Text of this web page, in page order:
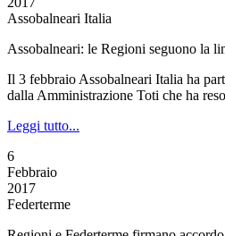
Assobalneari Italia
Assobalneari: le Regioni seguono la
Il 3 febbraio Assobalneari Italia ha
dalla Amministrazione Toti che ha
Leggi tutto...
6
Febbraio
2017
Federterme